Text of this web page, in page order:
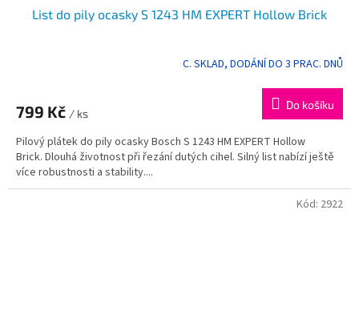
List do pily ocasky S 1243 HM EXPERT Hollow Brick
C. SKLAD, DODÁNÍ DO 3 PRAC. DNŮ
799 Kč / ks
Do košíku
Pilový plátek do pily ocasky Bosch S 1243 HM EXPERT Hollow
Brick. Dlouhá životnost při řezání dutých cihel. Silný list nabízí ještě
více robustnosti a stability....
Kód: 2922